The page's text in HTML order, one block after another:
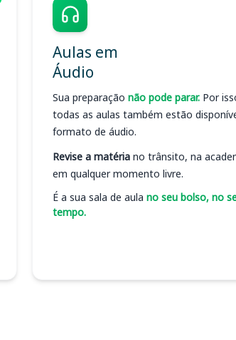
Aulas em
Áudio
Sua preparação não pode parar. Por
todas as aulas também estão
formato de áudio.
Revise a matéria no trânsito, na
em qualquer momento livre.
É a sua sala de aula no seu bolso, no
tempo.